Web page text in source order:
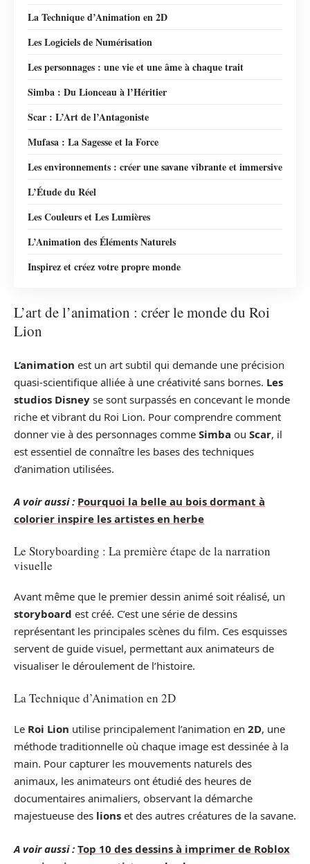
La Technique d’Animation en 2D
Les Logiciels de Numérisation
Les personnages : une vie et une âme à chaque trait
Simba : Du Lionceau à l’Héritier
Scar : L’Art de l’Antagoniste
Mufasa : La Sagesse et la Force
Les environnements : créer une savane vibrante et immersive
L’Étude du Réel
Les Couleurs et Les Lumières
L’Animation des Éléments Naturels
Inspirez et créez votre propre monde
L’art de l’animation : créer le monde du Roi
Lion
L’animation est un art subtil qui demande une précision
quasi-scientifique alliée à une créativité sans bornes. Les
studios Disney se sont surpassés en concevant le monde
riche et vibrant du Roi Lion. Pour comprendre comment
donner vie à des personnages comme Simba ou Scar, il
est essentiel de connaître les bases des techniques
d’animation utilisées.
A voir aussi : Pourquoi la belle au bois dormant à
colorier inspire les artistes en herbe
Le Storyboarding : La première étape de la narration
visuelle
Avant même que le premier dessin animé soit réalisé, un
storyboard est créé. C’est une série de dessins
représentant les principales scènes du film. Ces esquisses
servent de guide visuel, permettant aux animateurs de
visualiser le déroulement de l’histoire.
La Technique d’Animation en 2D
Le Roi Lion utilise principalement l’animation en 2D, une
méthode traditionnelle où chaque image est dessinée à la
main. Pour capturer les mouvements naturels des
animaux, les animateurs ont étudié des heures de
documentaires animaliers, observant la démarche
majestueuse des lions et des autres créatures de la savane.
A voir aussi : Top 10 des dessins à imprimer de Roblox